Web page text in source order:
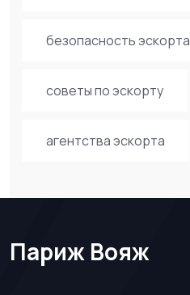
безопасность эскорта
советы по эскорту
агентства эскорта
Париж Вояж